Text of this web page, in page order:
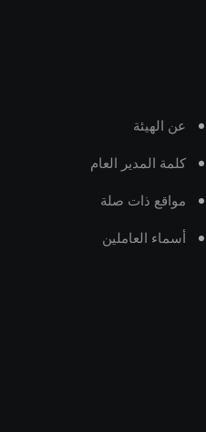
عن الهيئة
كلمة المدير العام
مواقع ذات صلة
أسماء العاملين